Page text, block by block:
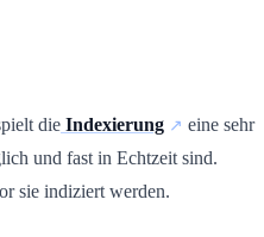
die Indexierung
eine sehr
und fast in Echtzeit sind.
sie indiziert werden.